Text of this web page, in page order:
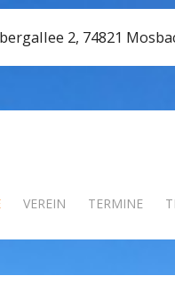
2, 74821
VEREIN TERMINE